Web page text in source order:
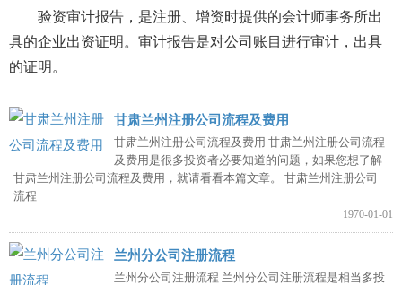
验资审计报告，是注册、增资时提供的会计师事务所出
具的企业出资证明。审计报告是对公司账目进行审计，出具
的证明。
甘肃兰州注册公司流程及费用
甘肃兰州注册公司流程及费用 甘肃兰州注册公司流程
及费用是很多投资者必要知道的问题，如果您想了解
甘肃兰州注册公司流程及费用，就请看看本篇文章。 甘肃兰州注册公司
流程
1970-01-01
兰州分公司注册流程
兰州分公司注册流程 兰州分公司注册流程是相当多投